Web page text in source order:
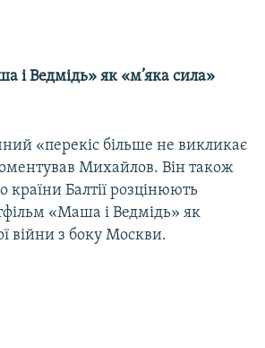
і Ведмідь» як «м’яка сила»
«перекіс більше не викликає
Михайлов. Він також
країни Балтії розцінюють
«Маша і Ведмідь» як
війни з боку Москви.